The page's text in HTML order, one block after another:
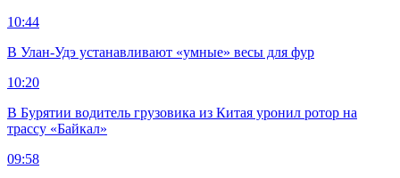
10:44
В Улан-Удэ устанавливают «умные» весы для фур
10:20
В Бурятии водитель грузовика из Китая уронил ротор на
трассу «Байкал»
09:58